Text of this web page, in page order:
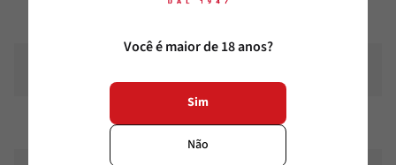
4mg
Você é maior de 18 anos?
Sim
Não